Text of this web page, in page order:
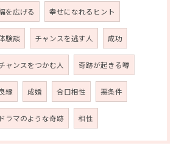
を広げる 幸せになれるヒント
験談 チャンスを逃す人 成功
ャンスをつかむ人 奇跡が起きる噂
縁 成婚 合口相性 悪条件
ドラマのような奇跡 相性